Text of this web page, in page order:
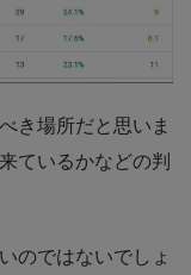
き場所だと思いま
ているかなどの判
のではないでしょ